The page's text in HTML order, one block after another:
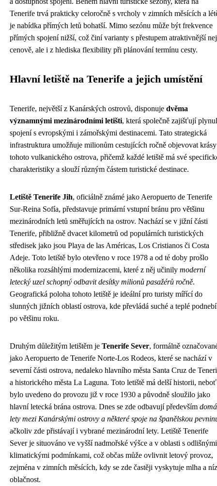
Tenerife trvá prakticky celoročně s vrcholy v zimních měsících a
je nabídka přímých letů bohatší. Mimo sezónu může být frekvence
přímých spojení nižší, což činí varianty s přestupem atraktivnější
cenově, ale i z hlediska flexibility při plánování termínu cesty.
Hlavní letiště na Tenerife a jejich umístění
Tenerife, největší z Kanárských ostrovů, disponuje dvěma
významnými mezinárodními letišti, která společně zajišťují
spojení s evropskými i zámořskými destinacemi. Tato strategická
infrastruktura umožňuje milionům cestujících ročně objevovat krásy
tohoto vulkanického ostrova, přičemž každé letiště má své
charakteristiky a slouží různým částem turistické destinace.
Letiště Tenerife Jih, oficiálně známé jako Aeropuerto de Tenerife
Sur-Reina Sofía, představuje primární vstupní bránu pro většinu
mezinárodních letů směřujících na ostrov. Nachází se v jižní části
Tenerife, přibližně dvacet kilometrů od populárních turistických
středisek jako jsou Playa de las Américas, Los Cristianos či Costa
Adeje. Toto letiště bylo otevřeno v roce 1978 a od té doby prošlo
několika rozsáhlými modernizacemi, které z něj učinily moderní
letecký uzel schopný odbavit desítky milionů pasažérů ročně.
Geografická poloha tohoto letiště je ideální pro turisty mířící do
slunných jižních oblastí ostrova, kde převládá suché a teplé podnebí
po většinu roku.
Druhým důležitým letištěm je Tenerife Sever, formálně
jako Aeropuerto de Tenerife Norte-Los Rodeos, které se nachází v
severní části ostrova, nedaleko hlavního města Santa Cruz de
a historického města La Laguna. Toto letiště má delší historii, neboť
bylo uvedeno do provozu již v roce 1930 a původně sloužilo jako
hlavní letecká brána ostrova. Dnes se zde odbavují především
lety mezi Kanárskými ostrovy a některé spoje na španělskou
ačkoliv zde přistávají i vybrané mezinárodní lety. Letiště Tenerife
Sever je situováno ve vyšší nadmořské výšce a v oblasti s odlišnými
klimatickými podmínkami, což občas může ovlivnit letový provoz,
zejména v zimních měsících, kdy se zde častěji vyskytuje mlha a
oblačnost.